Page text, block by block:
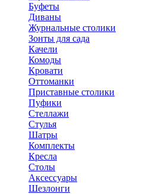
Буфеты
Диваны
Журнальные столики
Зонты для сада
Качели
Комоды
Кровати
Оттоманки
Приставные столики
Пуфики
Стеллажи
Стулья
Шатры
Комплекты
Кресла
Столы
Аксессуары
Шезлонги